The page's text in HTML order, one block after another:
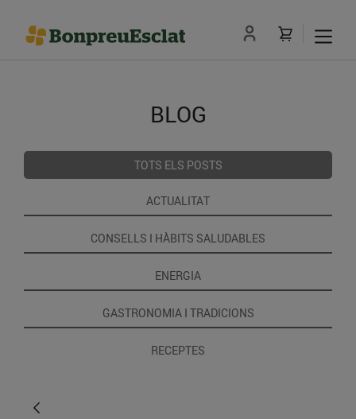
BLOG
TOTS ELS POSTS
ACTUALITAT
CONSELLS I HÀBITS SALUDABLES
ENERGIA
GASTRONOMIA I TRADICIONS
RECEPTES